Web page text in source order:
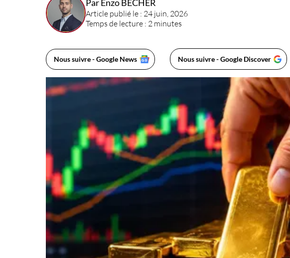
Par Enzo BECHER
Article publié le : 24 juin, 2026
Temps de lecture : 2 minutes
Nous suivre - Google News Nous suivre - Google Discover